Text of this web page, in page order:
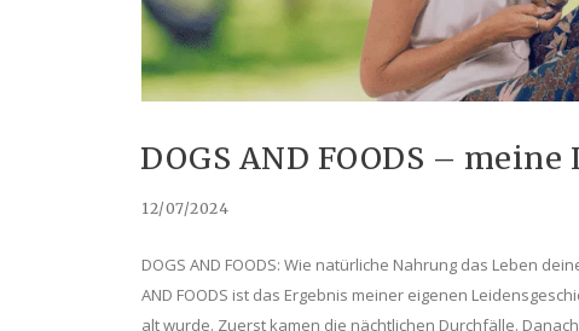
DOGS AND FOODS –
12/07/2024
DOGS AND FOODS: Wie natürliche Nahrung das Leben
AND FOODS ist das Ergebnis meiner eigenen
alt wurde. Zuerst kamen die nächtlichen Durchfälle.